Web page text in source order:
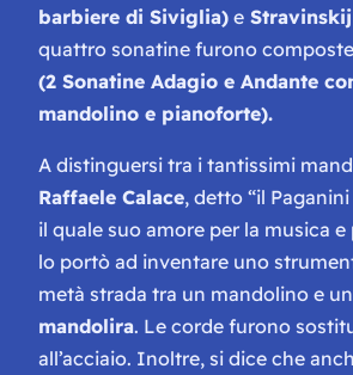
barbiere di Siviglia) e
quattro sonatine furono
(2 Sonatine Adagio e Andante
mandolino e pianoforte).
A distinguersi tra i tantissimi
Raffaele Calace, detto “il
il quale suo amore per la musica
lo portò ad inventare uno
metà strada tra un mandolino e
mandolira. Le corde furono
all’acciaio. Inoltre, si dice che